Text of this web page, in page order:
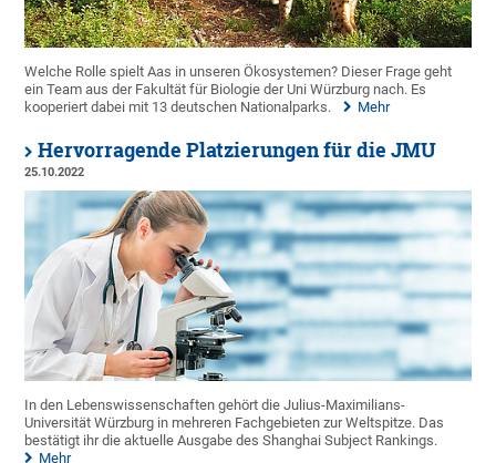
Welche Rolle spielt Aas in unseren Ökosystemen? Dieser Frage geht
ein Team aus der Fakultät für Biologie der Uni Würzburg nach. Es
kooperiert dabei mit 13 deutschen Nationalparks.
Mehr
Hervorragende Platzierungen für die JMU
25.10.2022
In den Lebenswissenschaften gehört die Julius-Maximilians-
Universität Würzburg in mehreren Fachgebieten zur Weltspitze. Das
bestätigt ihr die aktuelle Ausgabe des Shanghai Subject Rankings.
Mehr